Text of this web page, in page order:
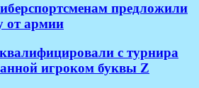
предложили
от армии
с турнира
игроком буквы Z